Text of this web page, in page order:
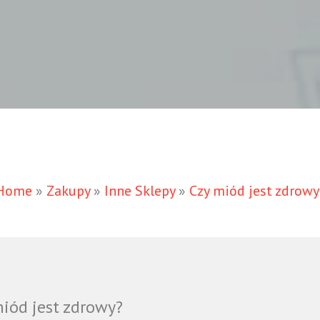
» Zakupy» Inne Sklepy» Czy miód jest
jest zdrowy?